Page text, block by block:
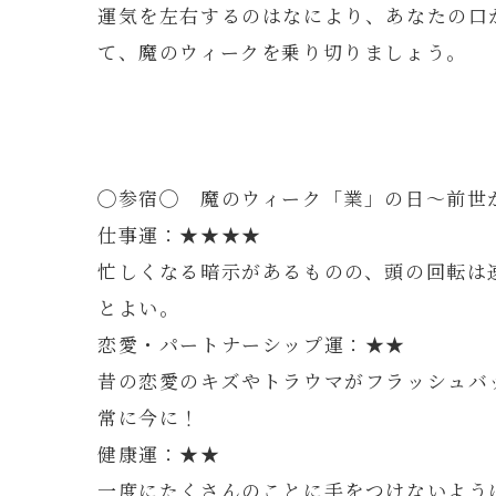
運気を左右するのはなにより、あなたの
て、魔のウィークを乗り切りましょう。
◯参宿◯ 魔のウィーク「業」の日～前世
仕事運：★★★★
忙しくなる暗示があるものの、頭の回転
とよい。
恋愛・パートナーシップ運：★★
昔の恋愛のキズやトラウマがフラッシュ
常に今に！
健康運：★★
一度にたくさんのことに手をつけないよ